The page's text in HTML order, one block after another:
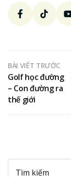
BÀI VIẾT TRƯỚC
Golf học đường
– Con đường ra
thế giới